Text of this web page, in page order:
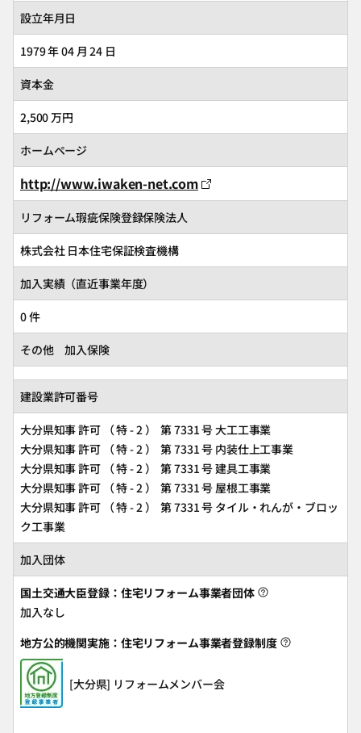
設立年月日
1979 年 04 月 24 日
資本金
2,500 万円
ホームページ
http://www.iwaken-net.com
リフォーム瑕疵保険登録保険法人
株式会社 日本住宅保証検査機構
加入実績（直近事業年度）
0 件
その他 加入保険
建設業許可番号
大分県知事 許可 （ 特 - 2 ） 第 7331 号 大工工事業
大分県知事 許可 （ 特 - 2 ） 第 7331 号 内装仕上工事業
大分県知事 許可 （ 特 - 2 ） 第 7331 号 建具工事業
大分県知事 許可 （ 特 - 2 ） 第 7331 号 屋根工事業
大分県知事 許可 （ 特 - 2 ） 第 7331 号 タイル・れんが・ブロッ
ク工事業
加入団体
国土交通大臣登録：住宅リフォーム事業者団体
加入なし
地方公的機関実施：住宅リフォーム事業者登録制度
[大分県] リフォームメンバー会